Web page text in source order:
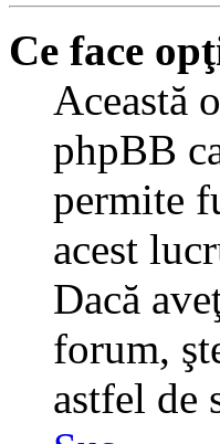
Ce face
Această
phpBB
permite
acest
Dacă
forum,
astfel de